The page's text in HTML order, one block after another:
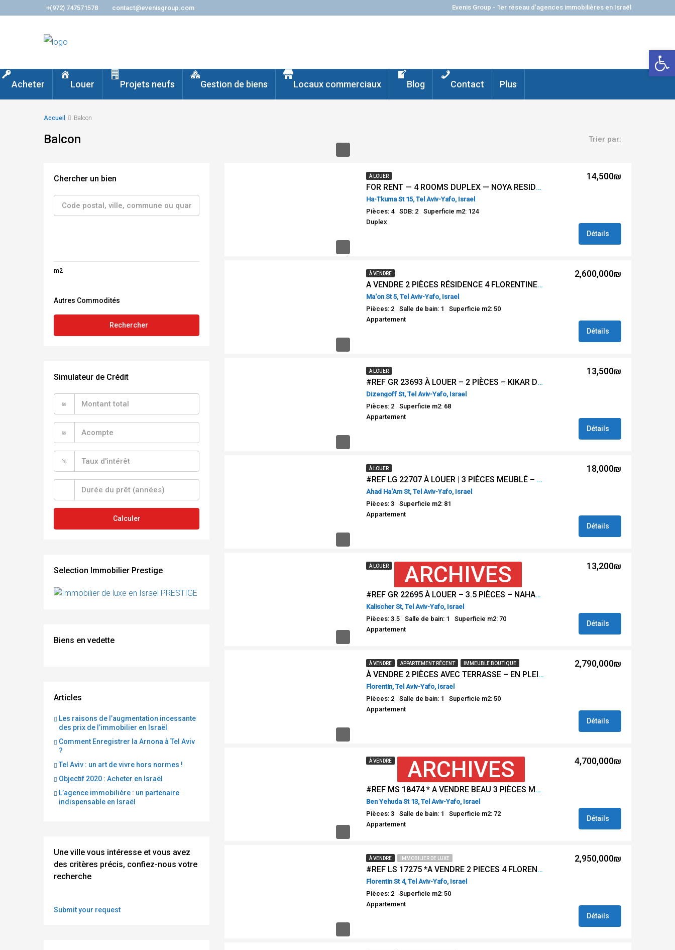
+(972) 747571578 contact@evenisgroup.com Evenis Group - 1er réseau d’agences immobilières en Israël
Acheter Louer Projets neufs Gestion de biens Locaux commerciaux Blog Contact Plus
Accueil Balcon
Balcon Trier par:
À LOUER
FOR RENT — 4 ROOMS DUPLEX — NOYA RESIDENCE — NOGA DISTRICT #REF GR 22683
Ha-Tkuma St 15, Tel Aviv-Yafo, Israel
Pièces: 4
SDB: 2
Superficie m2: 124
Duplex
14,500₪
Détails
À VENDRE
A VENDRE 2 PIÈCES RÉSIDENCE 4 FLORENTINES – TEL AVIV #REF MS 18541
Ma'on St 5, Tel Aviv-Yafo, Israel
Pièces: 2
Salle de bain: 1
Superficie m2: 50
Appartement
2,600,000₪
Détails
À LOUER
#REF GR 23693 À LOUER – 2 PIÈCES – KIKAR DIZENGOFF – TEL AVIV
Dizengoff St, Tel Aviv-Yafo, Israel
Pièces: 2
Superficie m2: 68
Appartement
13,500₪
Détails
À LOUER
#REF LG 22707 À LOUER | 3 PIÈCES MEUBLÉ – PIANO HOUSE – EHAD HAAM / ROTHSCHILD – TEL AVIV
Ahad Ha'Am St, Tel Aviv-Yafo, Israel
Pièces: 3
Superficie m2: 81
Appartement
18,000₪
Détails
À LOUER ARCHIVES
#REF GR 22695 À LOUER – 3.5 PIÈCES – NAHALAT BINYAMIN/KALISHER– TEL AVIV
Kalischer St, Tel Aviv-Yafo, Israel
Pièces: 3.5
Salle de bain: 1
Superficie m2: 70
Appartement
13,200₪
Détails
À VENDRE APPARTEMENT RÉCENT IMMEUBLE BOUTIQUE
À VENDRE 2 PIÈCES AVEC TERRASSE – EN PLEIN COEUR DE FLORENTINE TEL AVIV
Florentin, Tel Aviv-Yafo, Israel
Pièces: 2
Salle de bain: 1
Superficie m2: 50
Appartement
2,790,000₪
Détails
À VENDRE ARCHIVES
#REF MS 18474 * A VENDRE BEAU 3 PIÈCES MEUBLÉ RUE BEN YEHUDA TEL AVIV *
Ben Yehuda St 13, Tel Aviv-Yafo, Israel
Pièces: 3
Salle de bain: 1
Superficie m2: 72
Appartement
4,700,000₪
Détails
À VENDRE IMMOBILIER DE LUXE
#REF LS 17275 *A VENDRE 2 PIECES 4 FLORENTINES A TEL AVIV*
Florentin St 4, Tel Aviv-Yafo, Israel
Pièces: 2
Superficie m2: 50
Appartement
2,950,000₪
Détails
Chercher un bien
m2
Autres Commodités
Rechercher
Simulateur de Crédit
₪
₪
%
Calculer
Selection Immobilier Prestige
Biens en vedette
Articles
Les raisons de l’augmentation incessante
des prix de l’immobilier en Israël
Comment Enregistrer la Arnona à Tel Aviv
?
Tel Aviv : un art de vivre hors normes !
Objectif 2020 : Acheter en Israël
L’agence immobilière : un partenaire
indispensable en Israël
Une ville vous intéresse et vous avez
des critères précis, confiez-nous votre
recherche
Submit your request
Ouvrir